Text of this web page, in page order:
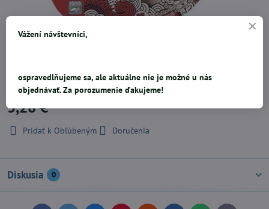
listov. Blister obsahuje 400 náplní.
3,28 €
Pridať k Obľúbeným Doručenia
Diskusia 0
Vážení návštevníci,
ospravedlňujeme sa, ale aktuálne nie je možné u nás
objednávať. Za porozumenie ďakujeme!